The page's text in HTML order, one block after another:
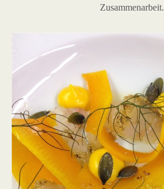
Zusammenarbeit.